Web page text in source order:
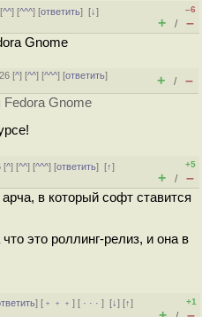
^^] [^^^] [ответить][↓]
–6
+ / –
Gnome
[^] [^^] [^^^] [ответить]
+ / –
Gnome
[^] [^^] [^^^] [ответить][↑]
+5
+ / –
в который софт ставится
это роллинг-релиз, и она в
] [ ﹢﹢﹢] [ · · ·][↓] [↑]
+1